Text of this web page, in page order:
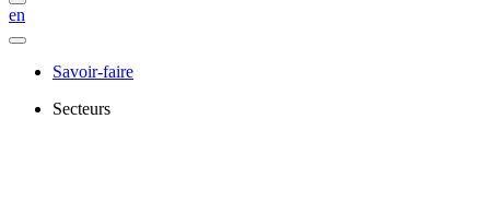
en
Savoir-faire
Secteurs